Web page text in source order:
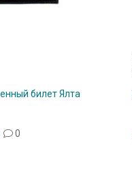
билет Ялта
0